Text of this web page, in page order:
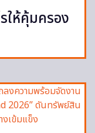
ให้คุ้มครอง